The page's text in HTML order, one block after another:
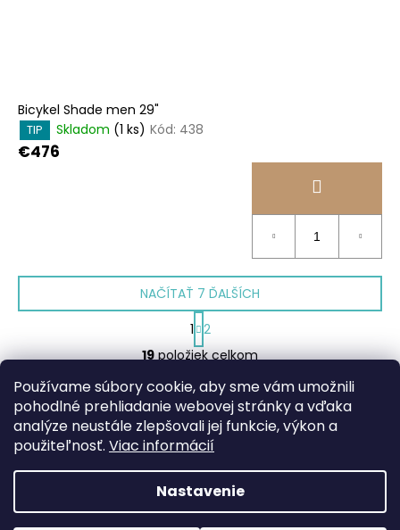
Používame súbory cookie, aby sme vám umožnili
pohodlné prehliadanie webovej stránky a vďaka
analýze neustále zlepšovali jej funkcie, výkon a
použiteľnosť. Viac informácií
Nastavenie
Bicykel Shade men 29"
TIP Skladom (1 ks) Kód: 438
€476
O
v
l
á
d
a
c
i
e
p
NAČÍTAŤ 7 ĎALŠÍCH
S
t
r
n
k
o
v
a
n
i
1 2
19položiek celkom
HORE
ä